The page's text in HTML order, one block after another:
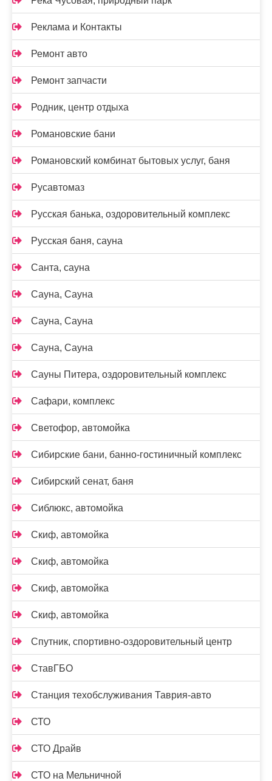
Реклама и Контакты
Ремонт авто
Ремонт запчасти
Родник, центр отдыха
Романовские бани
Романовский комбинат бытовых услуг, баня
Русавтомаз
Русская банька, оздоровительный комплекс
Русская баня, сауна
Санта, сауна
Сауна, Сауна
Сауна, Сауна
Сауна, Сауна
Сауны Питера, оздоровительный комплекс
Сафари, комплекс
Светофор, автомойка
Сибирские бани, банно-гостиничный комплекс
Сибирский сенат, баня
Сиблюкс, автомойка
Скиф, автомойка
Скиф, автомойка
Скиф, автомойка
Скиф, автомойка
Спутник, спортивно-оздоровительный центр
СтавГБО
Станция техобслуживания Таврия-авто
СТО
СТО Драйв
СТО на Мельничной